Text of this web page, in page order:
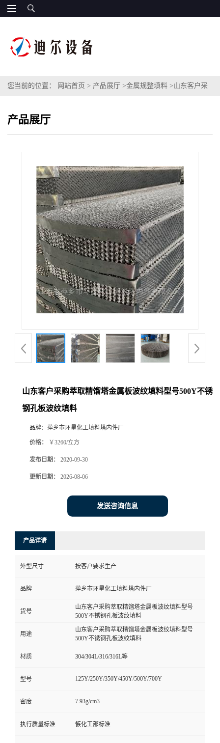
您当前的位置： 网站首页 > 产品展厅 >金属规整填料 >山东客户采
产品展厅
山东客户采购萃取精馏塔金属板波纹填料型号500Y不锈
钢孔板波纹填料
品牌： 萍乡市环星化工填料塔内件厂
价格： ￥3260/立方
发布日期： 2020-09-30
更新日期： 2026-08-06
发送咨询信息
产品详请
外型尺寸 按客户要求生产
品牌 萍乡市环星化工填料塔内件厂
货号
山东客户采购萃取精馏塔金属板波纹填料型号
500Y不锈钢孔板波纹填料
用途
山东客户采购萃取精馏塔金属板波纹填料型号
500Y不锈钢孔板波纹填料
材质 304/304L/316/316L等
型号 125Y/250Y/350Y/450Y/500Y/700Y
密度 7.93g/cm3
执行质量标准 愱化工部标准